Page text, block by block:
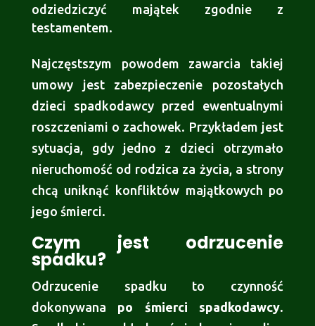
odziedziczyć majątek zgodnie z
testamentem.
Najczęstszym powodem zawarcia takiej
umowy jest zabezpieczenie pozostałych
dzieci spadkodawcy przed ewentualnymi
roszczeniami o zachowek. Przykładem jest
sytuacja, gdy jedno z dzieci otrzymało
nieruchomość od rodzica za życia, a strony
chcą uniknąć konfliktów majątkowych po
jego śmierci.
Czym jest odrzucenie
spadku?
Odrzucenie spadku to czynność
dokonywana po śmierci spadkodawcy.